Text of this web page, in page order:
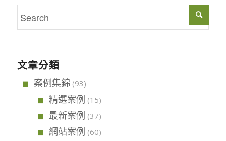
文章分類
案例集錦 (93)
精選案例 (15)
最新案例 (37)
網站案例 (60)